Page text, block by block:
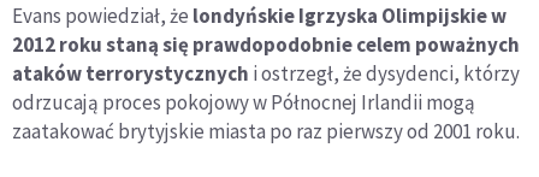
Evans powiedział, że londyńskie Igrzyska Olimpijskie w
2012 roku staną się prawdopodobnie celem poważnych
ataków terrorystycznych i ostrzegł, że dysydenci, którzy
odrzucają proces pokojowy w Północnej Irlandii mogą
zaatakować brytyjskie miasta po raz pierwszy od 2001 roku.